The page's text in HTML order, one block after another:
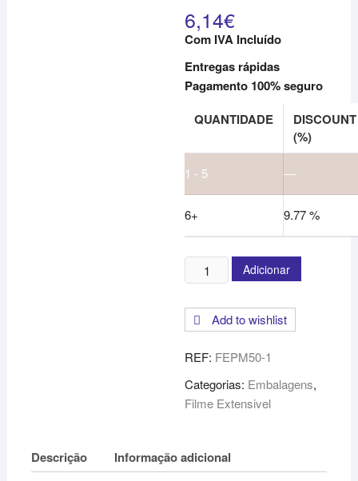
6,14€
Com IVA Incluído
Entregas rápidas
Pagamento 100% seguro
QUANTIDADE
DISCOUNT
(%)
1 - 5 —
6+ 9.77 %
Quantidade
de
Extensível
-
c/tubo
-
Branco
Adicionar
Add to wishlist
REF: FEPM50-1
Categorias: Embalagens,
Filme Extensivel
Descrição Informação adicional